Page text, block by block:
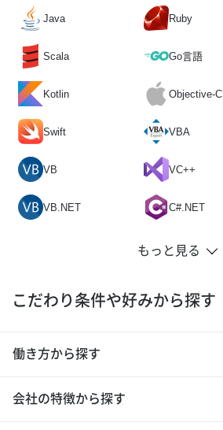
Java Ruby
Scala Go言語
Kotlin Objective-C
Swift VBA
VB VC++
VB.NET C#.NET
こだわり条件や好みから探す
働き方から探す
会社の特徴から探す